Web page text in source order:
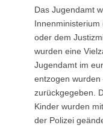
Das Jugendamt
oder dem
wurden eine
Jugendamt im
entzogen
zurückgegeben.
Kinder wurden
der Polizei